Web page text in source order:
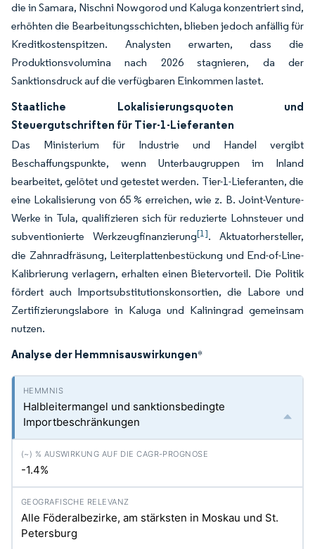
die in Samara, Nischni Nowgorod und Kaluga konzentriert sind,
erhöhten die Bearbeitungsschichten, blieben jedoch anfällig für
Kreditkostenspitzen. Analysten erwarten, dass die
Produktionsvolumina nach 2026 stagnieren, da der
Sanktionsdruck auf die verfügbaren Einkommen lastet.
Staatliche Lokalisierungsquoten und
Steuergutschriften für Tier-1-Lieferanten
Das Ministerium für Industrie und Handel vergibt
Beschaffungspunkte, wenn Unterbaugruppen im Inland
bearbeitet, gelötet und getestet werden. Tier-1-Lieferanten, die
eine Lokalisierung von 65 % erreichen, wie z. B. Joint-Venture-
Werke in Tula, qualifizieren sich für reduzierte Lohnsteuer und
subventionierte Werkzeugfinanzierung[1]. Aktuatorhersteller,
die Zahnradfräsung, Leiterplattenbestückung und End-of-Line-
Kalibrierung verlagern, erhalten einen Bietervorteil. Die Politik
fördert auch Importsubstitutionskonsortien, die Labore und
Zertifizierungslabore in Kaluga und Kaliningrad gemeinsam
nutzen.
Analyse der Hemmnisauswirkungen*
Halbleitermangel und sanktionsbedingte
Importbeschränkungen
-1.4%
Alle Föderalbezirke, am stärksten in Moskau und St.
Petersburg